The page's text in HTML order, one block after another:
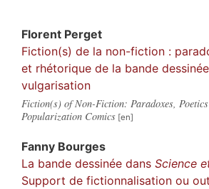
Florent Perget
Fiction(s) de la non-fiction :
et rhétorique de la bande
vulgarisation
Fiction(s) of Non-Fiction: Paradoxes,
Popularization Comics
Fanny Bourges
La bande dessinée dans Science
Support de fictionnalisation ou